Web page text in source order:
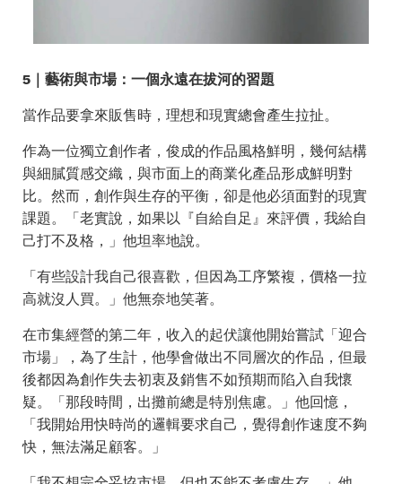
5｜藝術與市場：一個永遠在拔河的習題
當作品要拿來販售時，理想和現實總會產生拉扯。
作為一位獨立創作者，俊成的作品風格鮮明，幾何結構
與細膩質感交織，與市面上的商業化產品形成鮮明對
比。然而，創作與生存的平衡，卻是他必須面對的現實
課題。「老實說，如果以『自給自足』來評價，我給自
己打不及格，」他坦率地說。
「有些設計我自己很喜歡，但因為工序繁複，價格一拉
高就沒人買。」他無奈地笑著。
在市集經營的第二年，收入的起伏讓他開始嘗試「迎合
市場」，為了生計，他學會做出不同層次的作品，但最
後都因為創作失去初衷及銷售不如預期而陷入自我懷
疑。「那段時間，出攤前總是特別焦慮。」他回憶，
「我開始用快時尚的邏輯要求自己，覺得創作速度不夠
快，無法滿足顧客。」